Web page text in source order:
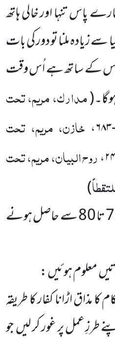
پاس تنہا اور خالی ہاتھ
زیادہ ملنا تو دور کی بات
اس کے ساتھ ہے اُس وقت
(مدارک، مریم، تحت
، خازن، مریم، تحت
،روح البیان، مریم، تحت
)
سورۂ مریم کی آیت نمبر 77 تا 80 سے حاصل ہونے
معلوم ہوئیں :
اڑانا کفار کا طریقہ
عمل پر غور کر لیں جو